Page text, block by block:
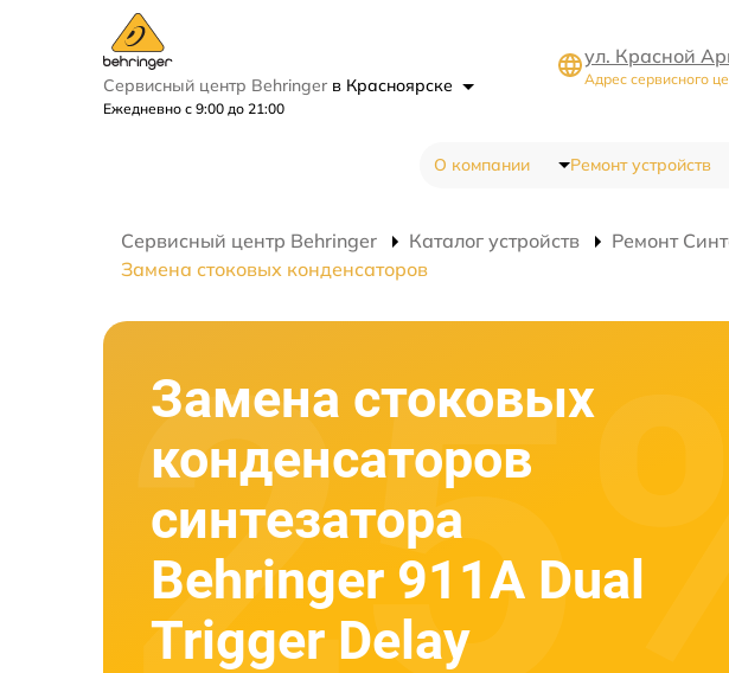
Сервисный центр Behringer в Красноярске
Ежедневно с 9:00 до 21:00
ул. Красной
Адрес сервисного
О компании Ремонт устройств
Сервисный центр Behringer Каталог устройств Ремонт
Замена стоковых конденсаторов
Замена стоковых
конденсаторов
синтезатора
Behringer 911A Dual
Trigger Delay